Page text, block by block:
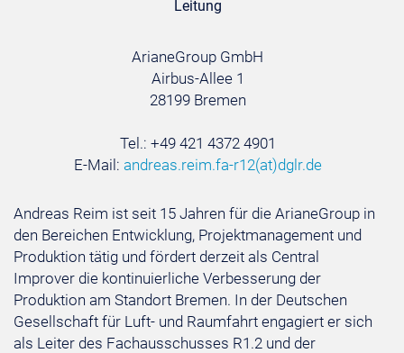
Leitung
ArianeGroup GmbH
Airbus-Allee 1
28199 Bremen
Tel.: +49 421 4372 4901
E-Mail: andreas.reim.fa-r12(at)dglr.de
Andreas Reim ist seit 15 Jahren für die ArianeGroup in
den Bereichen Entwicklung, Projektmanagement und
Produktion tätig und fördert derzeit als Central
Improver die kontinuierliche Verbesserung der
Produktion am Standort Bremen. In der Deutschen
Gesellschaft für Luft- und Raumfahrt engagiert er sich
als Leiter des Fachausschusses R1.2 und der